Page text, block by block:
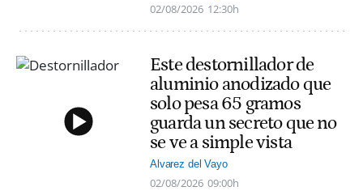
02/08/2026 12:30h
Este destornillador de
aluminio anodizado que
solo pesa 65 gramos
guarda un secreto que no
se ve a simple vista
Alvarez del Vayo
02/08/2026 09:00h